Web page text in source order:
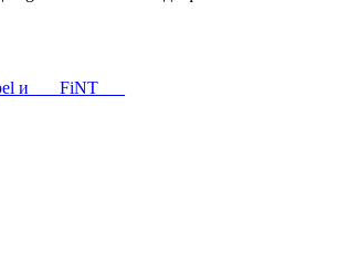
и
___FiNT___